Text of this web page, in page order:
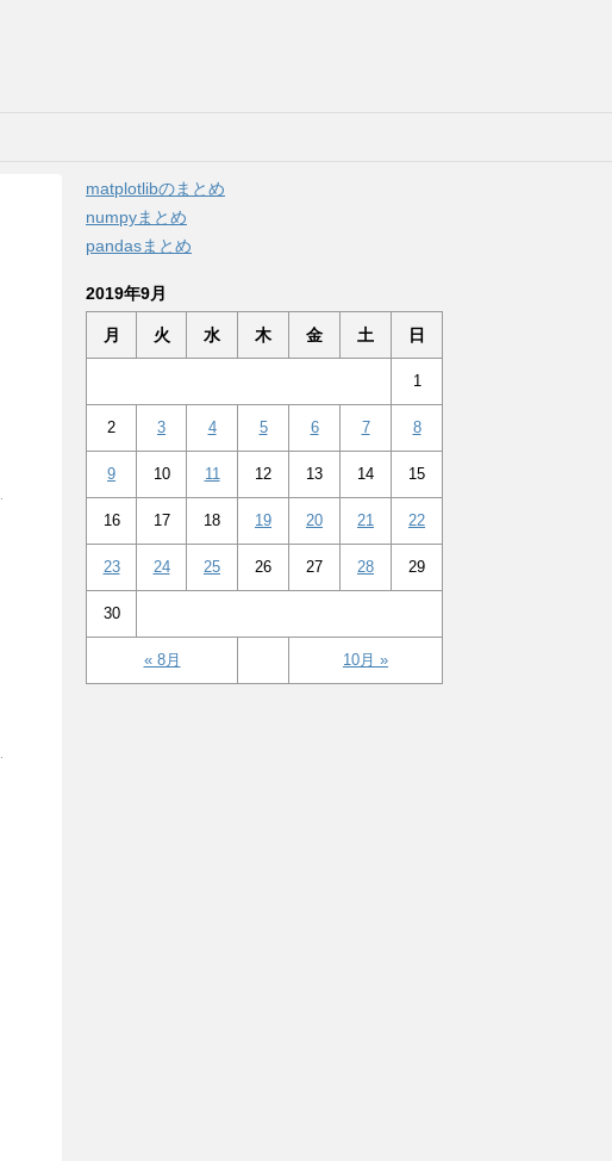
matplotlibのまとめ
numpyまとめ
pandasまとめ
2019年9月
月 火 水 木 金 土 日
« 8月 10月 »
1
2 3 4 5 6 7 8
9 10 11 12 13 14 15
16 17 18 19 20 21 22
23 24 25 26 27 28 29
30